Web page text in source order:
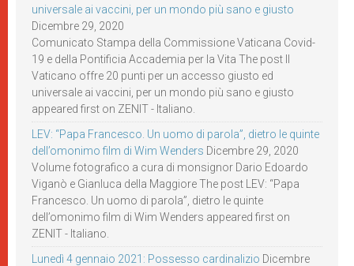
universale ai vaccini, per un mondo più sano e giusto
Dicembre 29, 2020
Comunicato Stampa della Commissione Vaticana Covid-
19 e della Pontificia Accademia per la Vita The post Il
Vaticano offre 20 punti per un accesso giusto ed
universale ai vaccini, per un mondo più sano e giusto
appeared first on ZENIT - Italiano.
LEV: “Papa Francesco. Un uomo di parola”, dietro le quinte
dell’omonimo film di Wim Wenders Dicembre 29, 2020
Volume fotografico a cura di monsignor Dario Edoardo
Viganò e Gianluca della Maggiore The post LEV: “Papa
Francesco. Un uomo di parola”, dietro le quinte
dell’omonimo film di Wim Wenders appeared first on
ZENIT - Italiano.
Lunedì 4 gennaio 2021: Possesso cardinalizio Dicembre